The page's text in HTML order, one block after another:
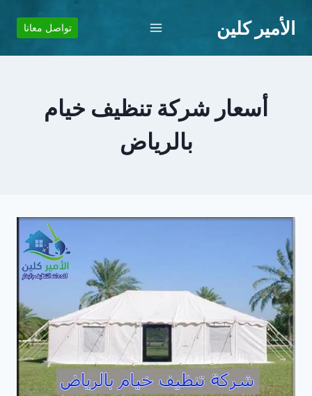
الأمير كلين تواصل معانا
أسعار شركة تنظيف خيام
بالرياض